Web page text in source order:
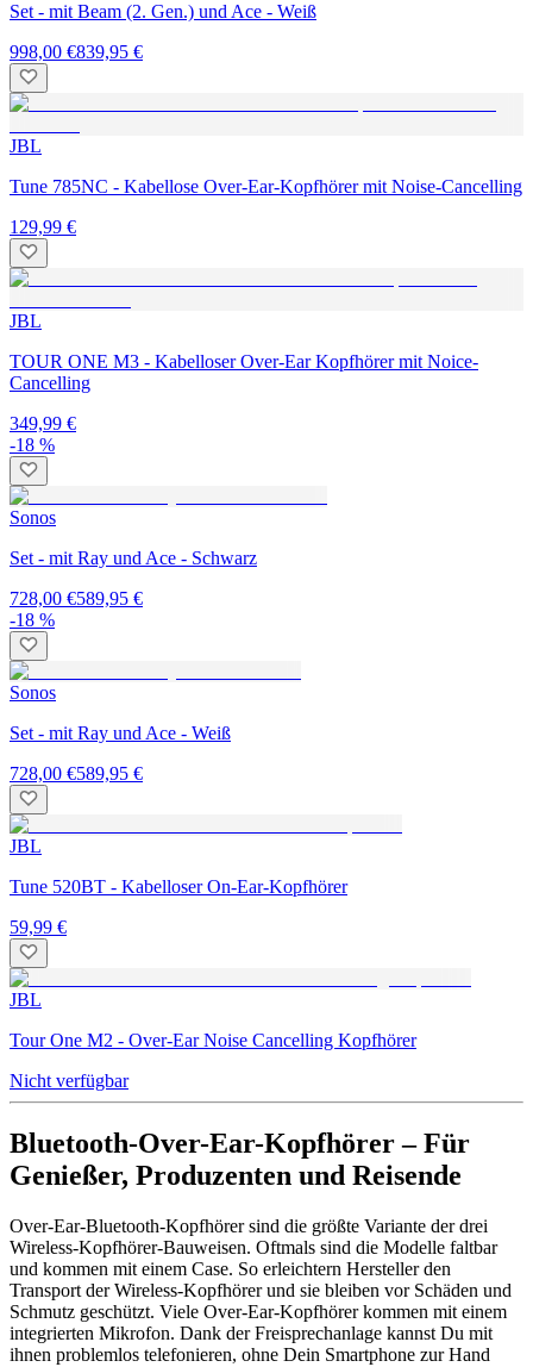
Set - mit Beam (2. Gen.) und Ace - Weiß
998,00 €839,95 €
JBL
Tune 785NC - Kabellose Over-Ear-Kopfhörer mit Noise-Cancelling
129,99 €
JBL
TOUR ONE M3 - Kabelloser Over-Ear Kopfhörer mit Noice-
Cancelling
349,99 €
-18 %
Sonos
Set - mit Ray und Ace - Schwarz
728,00 €589,95 €
-18 %
Sonos
Set - mit Ray und Ace - Weiß
728,00 €589,95 €
JBL
Tune 520BT - Kabelloser On-Ear-Kopfhörer
59,99 €
JBL
Tour One M2 - Over-Ear Noise Cancelling Kopfhörer
Nicht verfügbar
Bluetooth-Over-Ear-Kopfhörer – Für
Genießer, Produzenten und Reisende
Over-Ear-Bluetooth-Kopfhörer sind die größte Variante der drei
Wireless-Kopfhörer-Bauweisen. Oftmals sind die Modelle faltbar
und kommen mit einem Case. So erleichtern Hersteller den
Transport der Wireless-Kopfhörer und sie bleiben vor Schäden und
Schmutz geschützt. Viele Over-Ear-Kopfhörer kommen mit einem
integrierten Mikrofon. Dank der Freisprechanlage kannst Du mit
ihnen problemlos telefonieren, ohne Dein Smartphone zur Hand